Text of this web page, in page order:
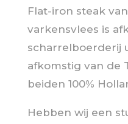
Flat-iron steak
varkensvlees is
scharrelboerderij
afkomstig van de
beiden 100%
Hebben wij een